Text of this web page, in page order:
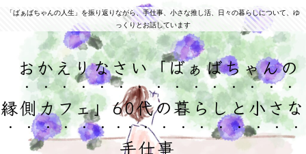
「ばぁばちゃんの人生」を振り返りながら、手仕事、小さな推し活、日々の暮らしについて、ゆ
っくりとお話しています
おかえりなさい「ばぁばちゃんの
縁側カフェ」60代の暮らしと小さな
手仕事